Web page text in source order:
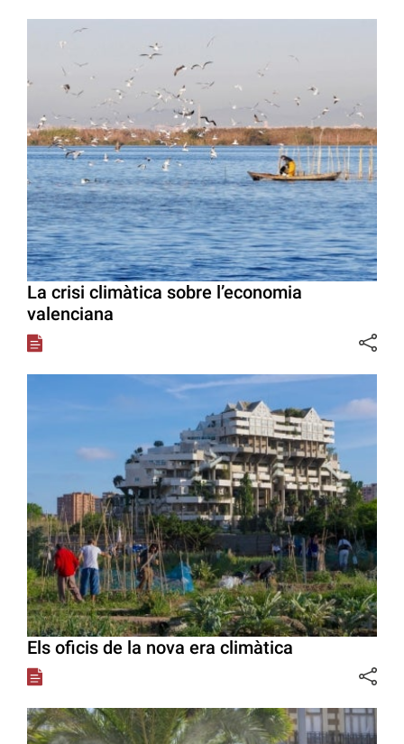
La crisi climàtica sobre l’economia
valenciana
Els oficis de la nova era climàtica